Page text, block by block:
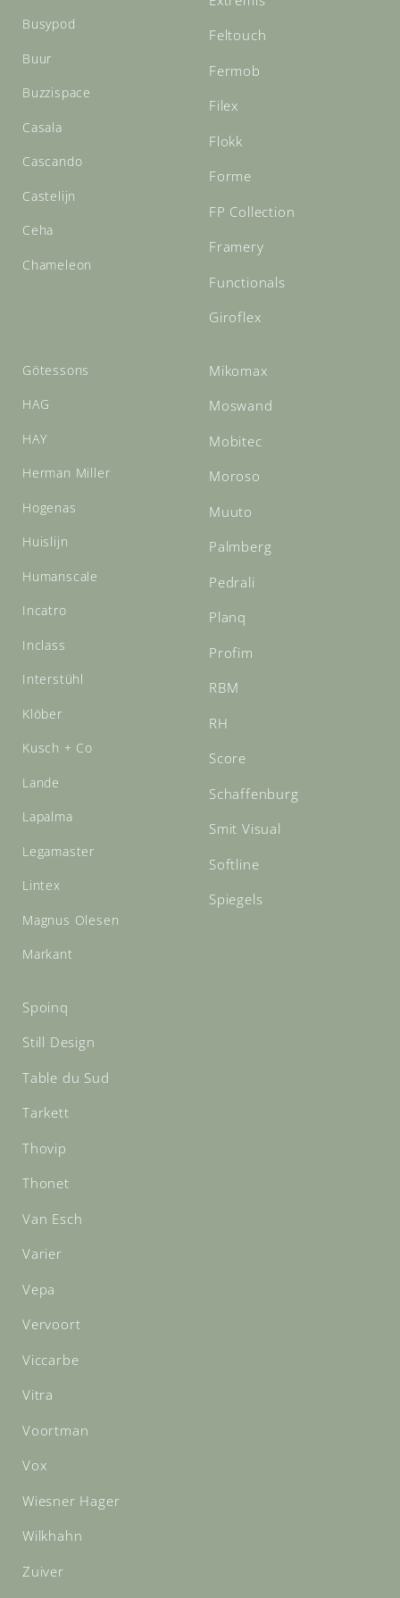
Busypod
Buur
Buzzispace
Casala
Cascando
Castelijn
Ceha
Chameleon
Feltouch
Fermob
Filex
Flokk
Forme
FP Collection
Framery
Functionals
Giroflex
Götessons
HAG
HAY
Herman Miller
Hogenas
Huislijn
Humanscale
Incatro
Inclass
Interstühl
Klöber
Kusch + Co
Lande
Lapalma
Legamaster
Lintex
Magnus Olesen
Markant
Mikomax
Moswand
Mobitec
Moroso
Muuto
Palmberg
Pedrali
Planq
Profim
RBM
RH
Score
Schaffenburg
Smit Visual
Softline
Spiegels
Spoinq
Still Design
Table du Sud
Tarkett
Thovip
Thonet
Van Esch
Varier
Vepa
Vervoort
Viccarbe
Vitra
Voortman
Vox
Wiesner Hager
Wilkhahn
Zuiver